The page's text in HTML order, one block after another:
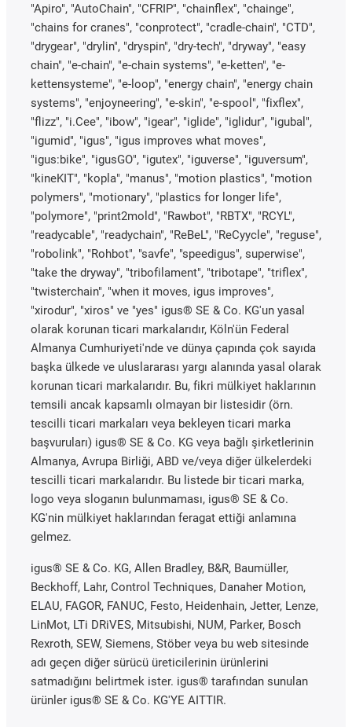
"Apiro", "AutoChain", "CFRIP", "chainflex", "chainge",
"chains for cranes", "conprotect", "cradle-chain", "CTD",
"drygear", "drylin", "dryspin", "dry-tech", "dryway", "easy
chain", "e-chain", "e-chain systems", "e-ketten", "e-
kettensysteme", "e-loop", "energy chain", "energy chain
systems", "enjoyneering", "e-skin", "e-spool", "fixflex",
"flizz", "i.Cee", "ibow", "igear", "iglide", "iglidur", "igubal",
"igumid", "igus", "igus improves what moves",
"igus:bike", "igusGO", "igutex", "iguverse", "iguversum",
"kineKIT", "kopla", "manus", "motion plastics", "motion
polymers", "motionary", "plastics for longer life",
"polymore", "print2mold", "Rawbot", "RBTX", "RCYL",
"readycable", "readychain", "ReBeL", "ReCyycle", "reguse",
"robolink", "Rohbot", "savfe", "speedigus", superwise",
"take the dryway", "tribofilament", "tribotape", "triflex",
"twisterchain", "when it moves, igus improves",
"xirodur", "xiros" ve "yes" igus® SE & Co. KG'un yasal
olarak korunan ticari markalarıdır, Köln'ün Federal
Almanya Cumhuriyeti'nde ve dünya çapında çok sayıda
başka ülkede ve uluslararası yargı alanında yasal olarak
korunan ticari markalarıdır. Bu, fikri mülkiyet haklarının
temsili ancak kapsamlı olmayan bir listesidir (örn.
tescilli ticari markaları veya bekleyen ticari marka
başvuruları) igus® SE & Co. KG veya bağlı şirketlerinin
Almanya, Avrupa Birliği, ABD ve/veya diğer ülkelerdeki
tescilli ticari markalarıdır. Bu listede bir ticari marka,
logo veya sloganın bulunmaması, igus® SE & Co.
KG'nin mülkiyet haklarından feragat ettiği anlamına
gelmez.
igus® SE & Co. KG, Allen Bradley, B&R, Baumüller,
Beckhoff, Lahr, Control Techniques, Danaher Motion,
ELAU, FAGOR, FANUC, Festo, Heidenhain, Jetter, Lenze,
LinMot, LTi DRiVES, Mitsubishi, NUM, Parker, Bosch
Rexroth, SEW, Siemens, Stöber veya bu web sitesinde
adı geçen diğer sürücü üreticilerinin ürünlerini
satmadığını belirtmek ister. igus® tarafından sunulan
ürünler igus® SE & Co. KG'YE AITTIR.